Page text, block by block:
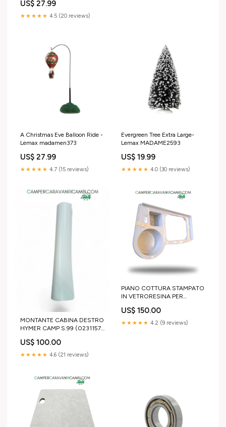
US$ 27.99
★★★★★ 4.5 (20 reviews)
A Christmas Eve Balloon Ride -
Lemax madamen373
US$ 27.99
★★★★★ 4.7 (15 reviews)
Evergreen Tree Extra Large-
Lemax MADAME2593
US$ 19.99
★★★★★ 4.0 (30 reviews)
MONTANTE CABINA DESTRO
HYMER CAMP S.99 (0231157)
US$ 100.00
★★★★★ 4.6 (21 reviews)
PIANO COTTURA STAMPATO
IN VETRORESINA PER
2000 COLORE GRIGIO (MP-
00851) BBQ
US$ 150.00
★★★★★ 4.2 (9 reviews)